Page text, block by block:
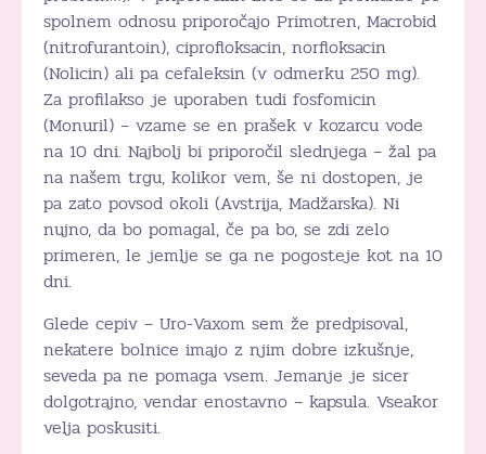
spolnem odnosu priporočajo Primotren, Macrobid
(nitrofurantoin), ciprofloksacin, norfloksacin
(Nolicin) ali pa cefaleksin (v odmerku 250 mg).
Za profilakso je uporaben tudi fosfomicin
(Monuril) – vzame se en prašek v kozarcu vode
na 10 dni. Najbolj bi priporočil slednjega – žal pa
na našem trgu, kolikor vem, še ni dostopen, je
pa zato povsod okoli (Avstrija, Madžarska). Ni
nujno, da bo pomagal, če pa bo, se zdi zelo
primeren, le jemlje se ga ne pogosteje kot na 10
dni.
Glede cepiv – Uro-Vaxom sem že predpisoval,
nekatere bolnice imajo z njim dobre izkušnje,
seveda pa ne pomaga vsem. Jemanje je sicer
dolgotrajno, vendar enostavno – kapsula. Vseakor
velja poskusiti.